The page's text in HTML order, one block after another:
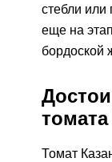
стебли или
еще на
бордоской
Томат